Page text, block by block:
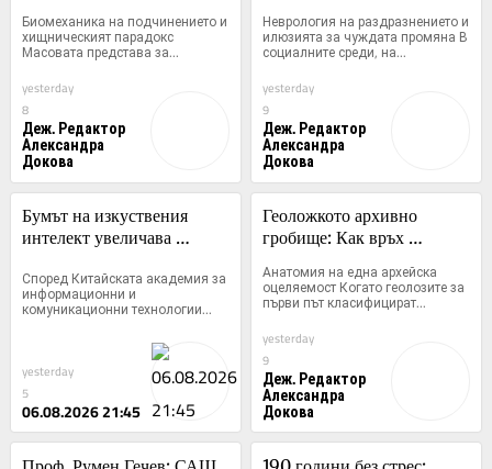
монопол
Биомеханика на подчинението и
хищническият парадокс
Масовата представа за...
yesterday
8
Деж. Редактор
Александра
Докова
от случаите
Неврология на раздразнението и
илюзията за чуждата промяна В
социалните среди, на...
yesterday
9
Деж. Редактор
Александра
Докова
Бумът на изкуствения
интелект увеличава
индустриална верига в
Китай
Според Китайската академия за
информационни и
комуникационни технологии...
yesterday
5
06.08.2026 21:45
Геоложкото архивно
гробище: Как връх
Кислородната катастрофа
без органична матрица
Анатомия на една архейска
оцеляемост Когато геолозите за
първи път класифицират...
yesterday
9
Деж. Редактор
Александра
Докова